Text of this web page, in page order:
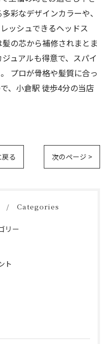
彩なデザインカラーや、
ッシュできるヘッドス
の芯から補修されまとま
ュアルも得意で、スパイ
プロが骨格や髪質に合っ
、小倉駅 徒歩4分の当店
る 次のページ >
Categories
リー
ト